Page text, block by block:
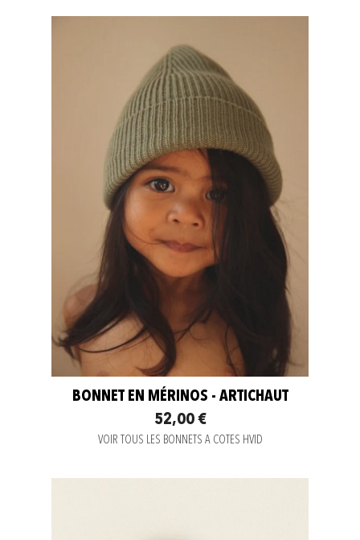
BONNET EN MÉRINOS - ARTICHAUT
52,00 €
VOIR TOUS LES BONNETS A COTES HVID